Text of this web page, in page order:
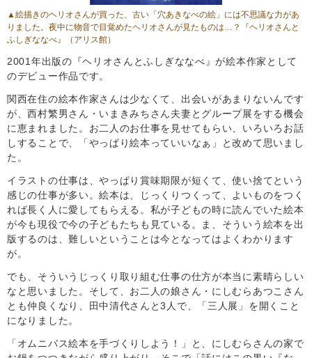
▲絵描きのヘリオさんが買った、古い「穴あきなべの絵」には不思議な力があ
りました。夜中に物音で目覚めたヘリオさんが見たものは…？
『ヘリオさんと
ふしぎななべ』
（アリス館）
2001年出版の『ヘリオさんとふしぎななべ』が絵本作家として
のデビュー作品です。
関西在住の絵本作家さんは少なくて、出会いがあまりないんです
が、西村繁男さん・いまきみちさん夫妻とグループ展をする機会
に恵まれました。お二人のお仕事を見せてもらい、いろいろお話
しすることで、「やっぱり絵本っていいなぁ」と改めて思いまし
た。
イラストの仕事は、やっぱり賞味期限が短くて、使い捨てという
感じの仕事が多い。絵本は、じっくりつくって、よいものをつく
れば長く人に愛してもらえる。私が子どもの時に読んでいた絵本
が今も現役で今の子どもたちも見ている。ま、そういう絵本を出
版するのは、難しいということは今となってはよくわかります
が。
でも、そういうじっくり取り組む仕事の仕方が本当に素晴らしい
なと思いました。そして、お二人の娘さん・にしむらあつこさん
とも仲良くなり、田中清代さんと3人で、「三人展」を開くこと
になりました。
「オムニバス絵本を手づくりしよう！」と、にしむらさんの家で